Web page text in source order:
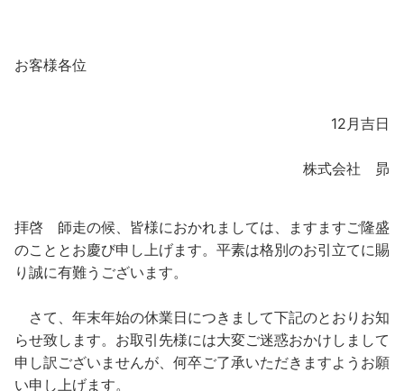
お客様各位
12月吉日
株式会社 昴
拝啓 師走の候、皆様におかれましては、ますますご隆盛
のこととお慶び申し上げます。平素は格別のお引立てに賜
り誠に有難うございます。
さて、年末年始の休業日につきまして下記のとおりお知
らせ致します。お取引先様には大変ご迷惑おかけしまして
申し訳ございませんが、何卒ご了承いただきますようお願
い申し上げます。